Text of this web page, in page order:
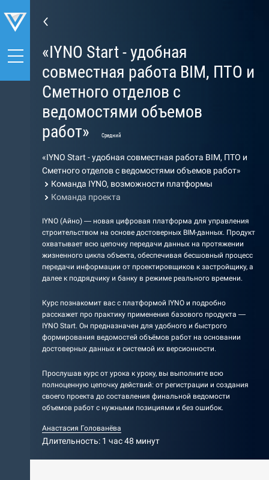
«IYNO Start - удобная
совместная работа BIM, ПТО и
Сметного отделов с
ведомостями объемов
работ»
Средний
«IYNO Start - удобная совместная работа BIM, ПТО и
Сметного отделов с ведомостями объемов работ»
Команда IYNO, возможности платформы
Команда проекта
IYNO (Айно) — новая цифровая платформа для управления
строительством на основе достоверных BIM-данных. Продукт
охватывает всю цепочку передачи данных на протяжении
жизненного цикла объекта, обеспечивая бесшовный процесс
передачи информации от проектировщиков к застройщику, а
далее к подрядчику и банку в режиме реального времени.
Курс познакомит вас с платформой IYNO и подробно
расскажет про практику применения базового продукта —
IYNO Start. Он предназначен для удобного и быстрого
формирования ведомостей объёмов работ на основании
достоверных данных и системой их версионности.
Прослушав курс от урока к уроку, вы выполните всю
полноценную цепочку действий: от регистрации и создания
своего проекта до составления финальной ведомости
объемов работ с нужными позициями и без ошибок.
Анастасия Голованёва
Длительность: 1 час 48 минут